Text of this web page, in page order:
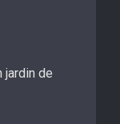
jardin de